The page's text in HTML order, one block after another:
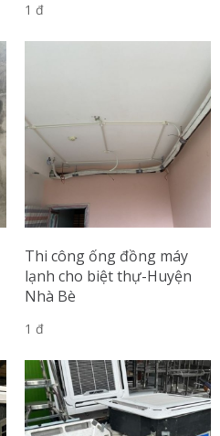
1 đ
Thi công ống đồng máy
lạnh cho biệt thự-Huyện
Nhà Bè
1 đ